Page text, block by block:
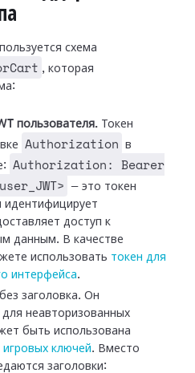
схема
, которая
пользователя. Токен
Authorization
в
Authorization: Bearer
— это токен
идентифицирует
доступ к
данным. В качестве
использовать токен для
интерфейса.
заголовка. Он
неавторизованных
быть использована
ключей. Вместо
заголовки: